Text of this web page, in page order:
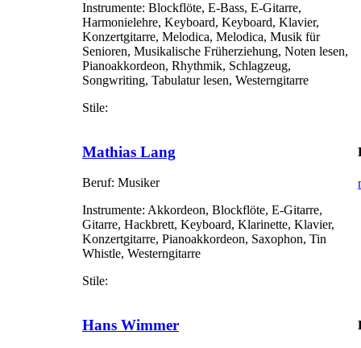
Instrumente: Blockflöte, E-Bass, E-Gitarre,
Harmonielehre, Keyboard, Keyboard, Klavier,
Konzertgitarre, Melodica, Melodica, Musik für
Senioren, Musikalische Früherziehung, Noten lesen,
Pianoakkordeon, Rhythmik, Schlagzeug,
Songwriting, Tabulatur lesen, Westerngitarre
Stile:
Mathias Lang
Beruf: Musiker
Instrumente: Akkordeon, Blockflöte, E-Gitarre,
Gitarre, Hackbrett, Keyboard, Klarinette, Klavier,
Konzertgitarre, Pianoakkordeon, Saxophon, Tin
Whistle, Westerngitarre
Stile:
Hans Wimmer